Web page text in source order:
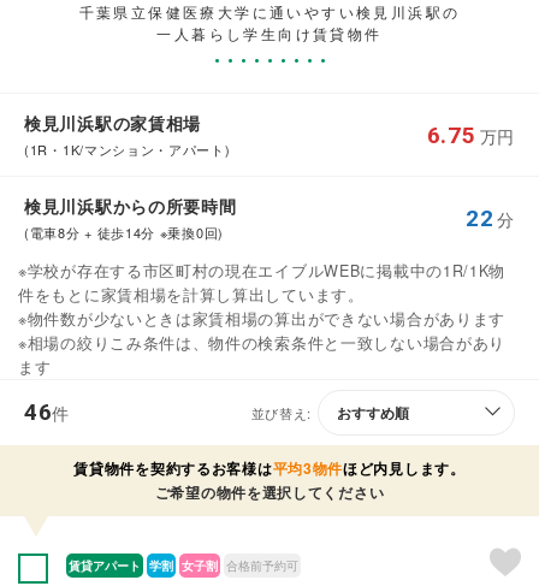
千葉県立保健医療大学に通いやすい検見川浜駅の
一人暮らし学生向け賃貸物件
検見川浜駅の家賃相場
(1R・1K/マンション・アパート)
6.75 万円
検見川浜駅からの所要時間
(電車8分 + 徒歩14分 ※乗換0回)
22 分
※学校が存在する市区町村の現在エイブルWEBに掲載中の1R/1K物
件をもとに家賃相場を計算し算出しています。
※物件数が少ないときは家賃相場の算出ができない場合があります
※相場の絞りこみ条件は、物件の検索条件と一致しない場合があり
ます
46件 並び替え:
賃貸物件を契約するお客様は平均3物件ほど内見します。
ご希望の物件を選択してください
賃貸アパート 学割 女子割 合格前予約可